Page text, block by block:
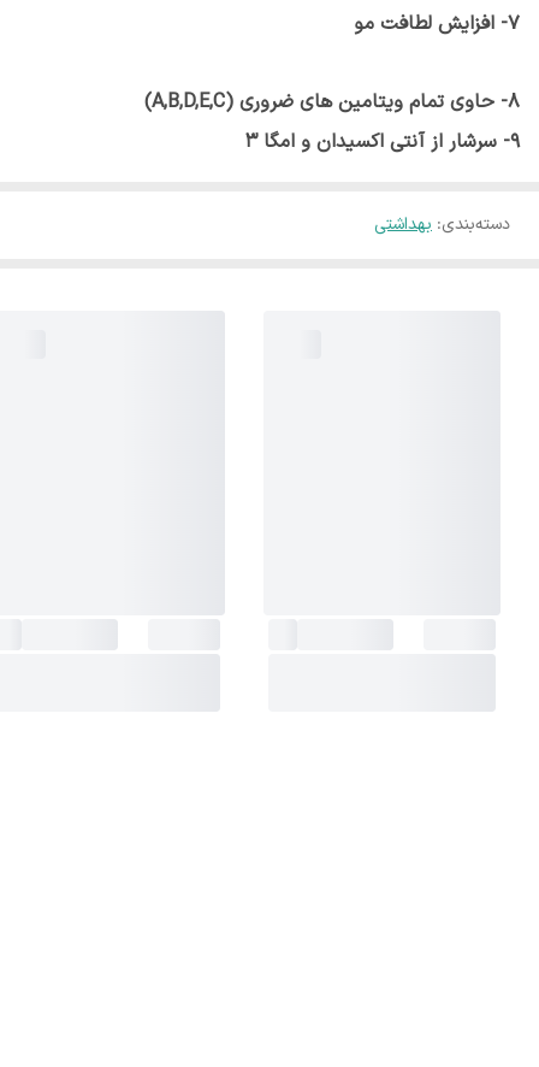
7- افزایش لطافت مو
8- حاوی تمام ویتامین های ضروری (A,B,D,E,C)
9- سرشار از آنتی اکسیدان و امگا 3
دسته‌بندی: بهداشتی